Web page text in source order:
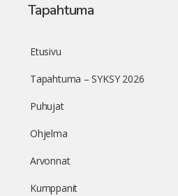
Tapahtuma
Etusivu
Tapahtuma – SYKSY 2026
Puhujat
Ohjelma
Arvonnat
Kumppanit